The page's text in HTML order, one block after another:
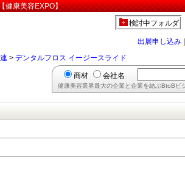
健康美容EXPO】
検討中フォルダ
出展申し込み
> デンタルフロス イージースライド
商材 会社名
健康美容業界最大の企業と企業を結ぶBtoBビ